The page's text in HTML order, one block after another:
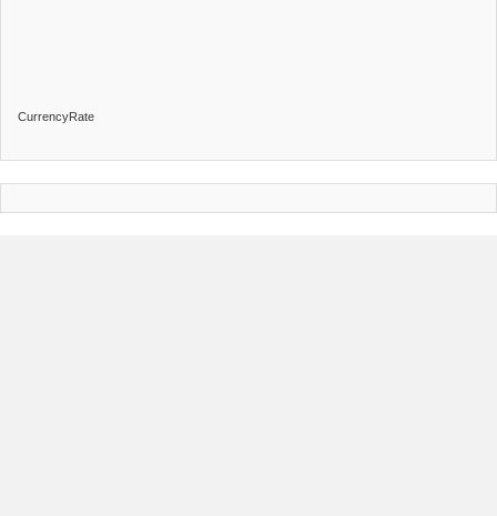
CurrencyRate